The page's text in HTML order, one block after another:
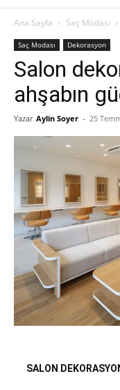
Ana Sayfa Saç Modası
Saç Modası Dekorasyon
Salon
ahşabın
Yazar Aylin Soyer - 25
SALON